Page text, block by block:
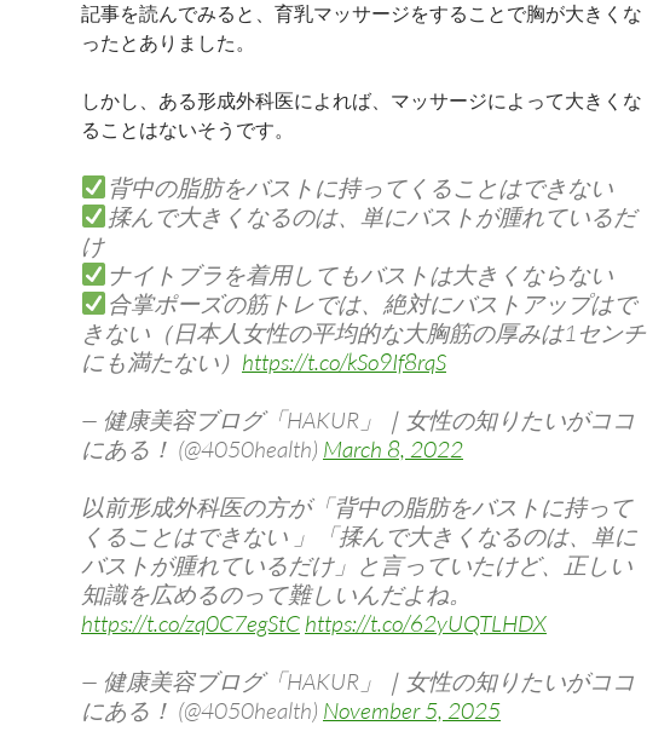
記事を読んでみると、育乳マッサージをすることで胸が大きくな
ったとありました。
しかし、ある形成外科医によれば、マッサージによって大きくな
ることはないそうです。
背中の脂肪をバストに持ってくることはできない
揉んで大きくなるのは、単にバストが腫れているだ
け
ナイトブラを着用してもバストは大きくならない
合掌ポーズの筋トレでは、絶対にバストアップはで
きない（日本人女性の平均的な大胸筋の厚みは1センチ
にも満たない） https://t.co/kSo9If8rqS
— 健康美容ブログ「HAKUR」｜女性の知りたいがココ
にある！ (@4050health) March 8, 2022
以前形成外科医の方が「背中の脂肪をバストに持って
くることはできない 」「揉んで大きくなるのは、単に
バストが腫れているだけ」と言っていたけど、正しい
知識を広めるのって難しいんだよね。
https://t.co/zq0C7egStC https://t.co/62yUQTLHDX
— 健康美容ブログ「HAKUR」｜女性の知りたいがココ
にある！ (@4050health) November 5, 2025